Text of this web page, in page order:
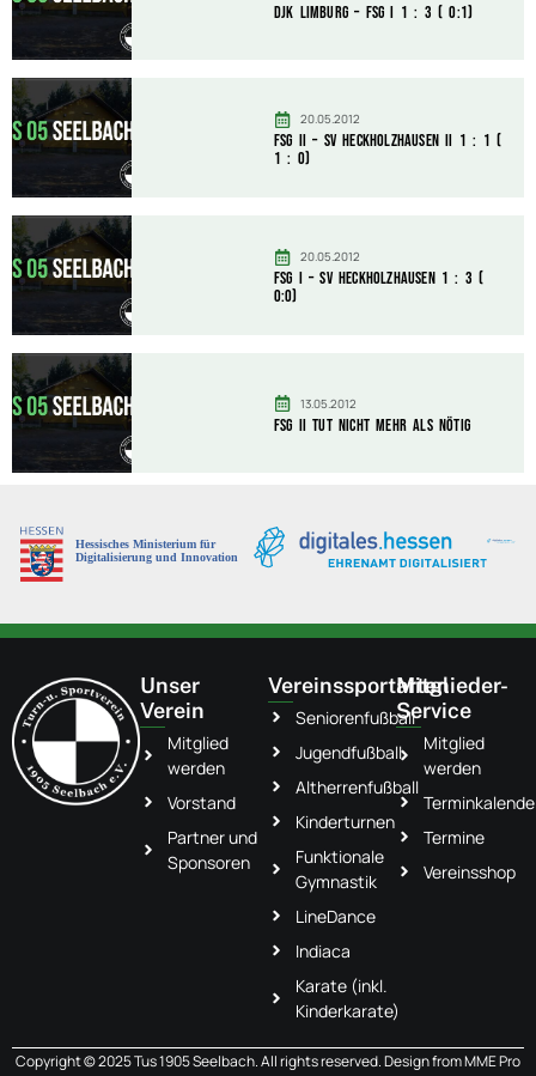
DJK Limburg – FSG I 1 : 3 ( 0:1)
20.05.2012
FSG II – SV Heckholzhausen II 1 : 1 (
1 : 0)
20.05.2012
FSG I – SV Heckholzhausen 1 : 3 (
0:0)
13.05.2012
FSG II tut nicht mehr als nötig
Unser
Verein
Mitglied
werden
Vorstand
Partner und
Sponsoren
Vereinssportarten
Seniorenfußball
Jugendfußball
Altherrenfußball
Kinderturnen
Funktionale
Gymnastik
LineDance
Indiaca
Karate (inkl.
Kinderkarate)
Mitglieder-
Service
Mitglied
werden
Termine
Vereinsshop
Copyright © 2025 Tus 1905 Seelbach. All rights reserved. Design fromMME Pro